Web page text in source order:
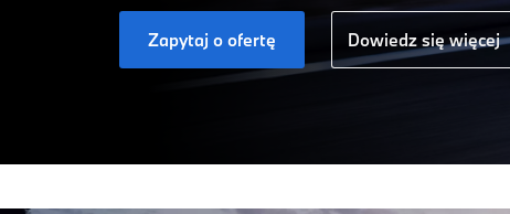
Zapytaj o ofertę Dowiedz się więcej